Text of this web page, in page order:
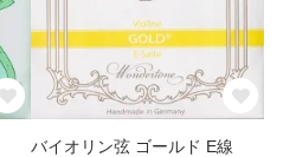
バイオリン弦 ゴールド E線